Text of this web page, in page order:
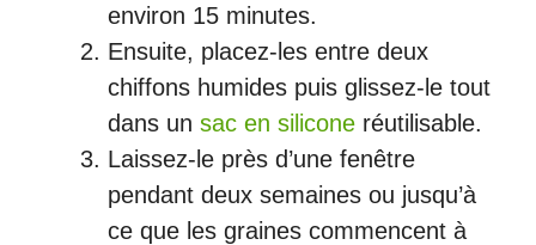
environ 15 minutes.
Ensuite, placez-les entre deux
chiffons humides puis glissez-le tout
dans un sac en silicone réutilisable.
Laissez-le près d’une fenêtre
pendant deux semaines ou jusqu’à
ce que les graines commencent à